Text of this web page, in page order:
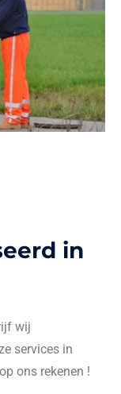
in
wij
services in
ons rekenen !